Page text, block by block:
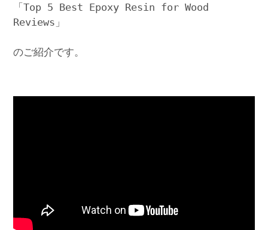
「Top 5 Best Epoxy Resin for Wood
Reviews」
のご紹介です。